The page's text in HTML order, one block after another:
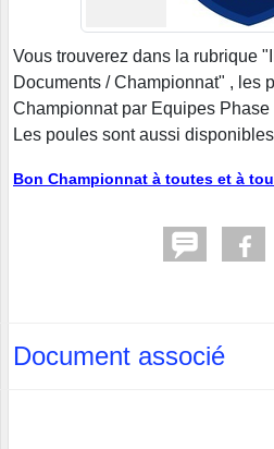
Vous trouverez dans la rubrique
Documents / Championnat" , les
Championnat par Equipes Phase
Les poules sont aussi
Bon Championnat à toutes et à
Document associé